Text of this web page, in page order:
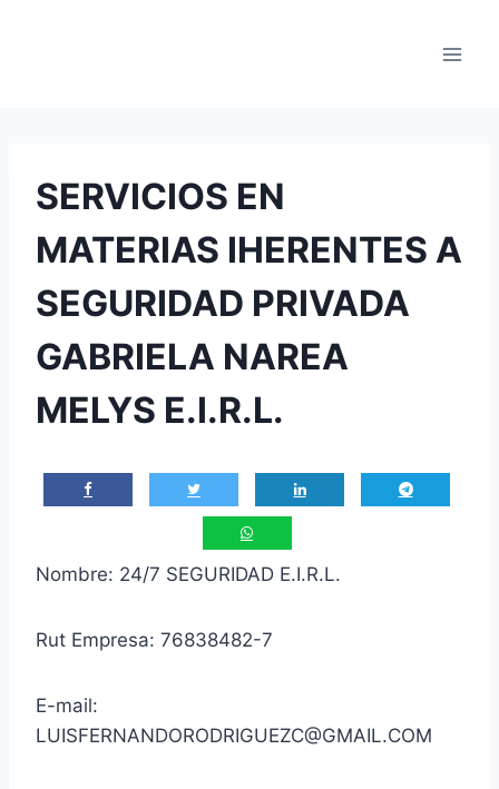
SERVICIOS EN
MATERIAS IHERENTES A
SEGURIDAD PRIVADA
GABRIELA NAREA
MELYS E.I.R.L.
Nombre: 24/7 SEGURIDAD E.I.R.L.
Rut Empresa: 76838482-7
E-mail:
LUISFERNANDORODRIGUEZC@GMAIL.COM